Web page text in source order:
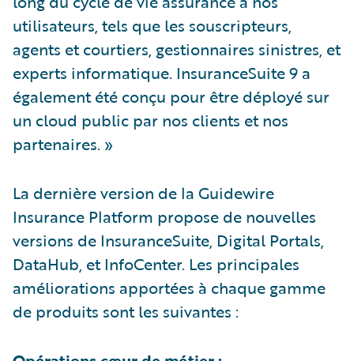
utilisateurs, tels que les souscripteurs,
agents et courtiers, gestionnaires sinistres, et
experts informatique. InsuranceSuite 9 a
également été conçu pour être déployé sur
un cloud public par nos clients et nos
partenaires. »
La dernière version de la Guidewire
Insurance Platform propose de nouvelles
versions de InsuranceSuite, Digital Portals,
DataHub, et InfoCenter. Les principales
améliorations apportées à chaque gamme
de produits sont les suivantes :